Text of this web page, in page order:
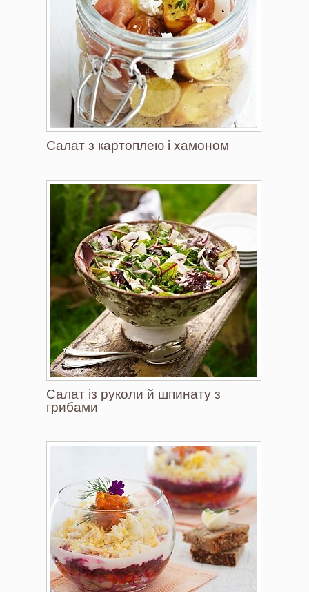
Салат з картоплею і хамоном
Салат із руколи й шпинату з
грибами